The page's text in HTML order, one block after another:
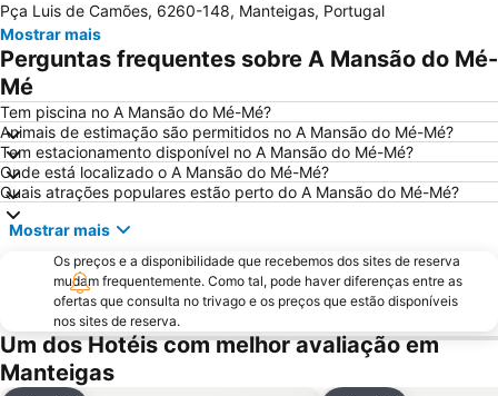
Praça do Rossio
Vila de Avô
Aldeia Histórica de Trancoso
Arco romano da Bobadela
Fraga da Pena
Piscina Municipal da Covilhã
Funicular de Santo André
Sé Catedral da Guarda
Aeródromo de Viseu
Castelo de Linhares da Beira
Praia Artificial
Castelo de Sortelha
Casa de Santar
Antiga Judiaria da Guarda
Quinta dos Compadres
Museu Grão Vasco
Igreja da Misericordia
Pça Luis de Camões, 6260-148, Manteigas, Portugal
Mostrar mais
Perguntas frequentes sobre A Mansão do Mé-
Mé
Tem piscina no A Mansão do Mé-Mé?
Animais de estimação são permitidos no A Mansão do Mé-Mé?
Tem estacionamento disponível no A Mansão do Mé-Mé?
Onde está localizado o A Mansão do Mé-Mé?
Quais atrações populares estão perto do A Mansão do Mé-Mé?
Mostrar mais
Os preços e a disponibilidade que recebemos dos sites de reserva
mudam frequentemente. Como tal, pode haver diferenças entre as
ofertas que consulta no trivago e os preços que estão disponíveis
nos sites de reserva.
Um dos Hotéis com melhor avaliação em
Manteigas